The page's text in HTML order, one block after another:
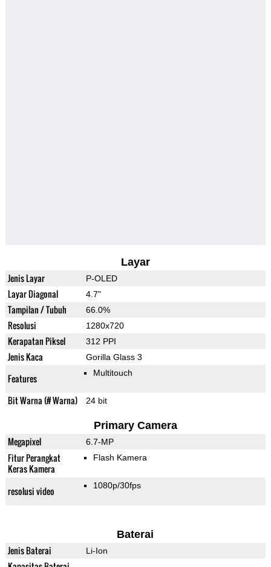
Layar
Jenis Layar P-OLED
Layar Diagonal 4.7"
Tampilan / Tubuh 66.0%
Resolusi 1280x720
Kerapatan Piksel 312 PPI
Jenis Kaca Gorilla Glass 3
Features Multitouch
Bit Warna (# Warna) 24 bit
Primary Camera
Megapixel 6.7-MP
Fitur Perangkat
Keras Kamera
Flash Kamera
resolusi video 1080p/30fps
Baterai
Jenis Baterai Li-Ion